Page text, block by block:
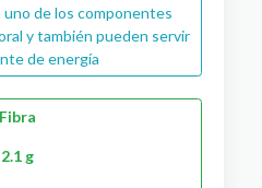
uno de los componentes
y también pueden servir
de energía
Fibra
2.1 g